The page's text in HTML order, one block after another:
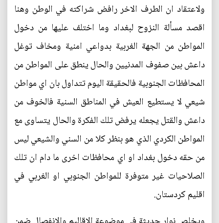
ولاعتقاد ان الطرف الاخر رافض شراكته في الوطن وهنا
اقصد مسألة النزوح لبغداد وما اختلف عليها من دخول
المواطن من الجهة الغربية بدواعي امنية ومخاف توغل
داعش بين صفوف المدنيين والحال ينطق على المواطن من
المحافظات الجنوبية فالحقيقة اليوم تتداول بان اي مواطن
شيعي لا يستطيع العيش في المناطق السنية فالخوف من
داعش والقتل يجعله يرفض تلك الفكرة والحال يتساوى مع
المواطن الكردي الذي هو بنظر كلا من السني والشيعي ليس
من حقه دخول بغداد او اي محافظات اخرى ما دام ان تلك
الصلاحيات غير متوفرة للمواطن الجنوبي او الغربي في
اقليم كردستان.